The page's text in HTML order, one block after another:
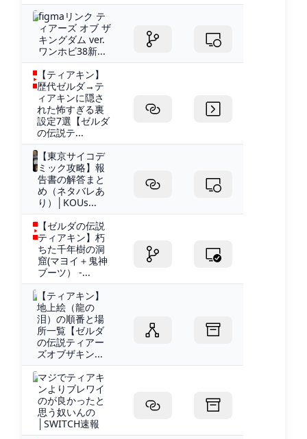
figmaリンク テ
ィアーズ オブ ザ
キングダム ver.
ワンホビ38新...
【ティアキン】
歴代ゼルダ→テ
ィアキンに隠さ
れた怖すぎる裏
設定7選【ゼルダ
の伝説テ...
【東京サイコデ
ミック攻略】報
告書の解答まと
め（ネタバレあ
り）│KOUs...
【ゼルダの伝説
ティアキン】朽
ちた千年樹の洞
窟(マヨイ＋鬼神
ブーツ） -...
【ティアキン】
地上絵（龍の
泪）の順番と場
所一覧【ゼルダ
の伝説ティアー
ズオブザキン...
マジでティアキ
ンよりブレワイ
のが良かったと
思う奴いんの
│SWITCH速報